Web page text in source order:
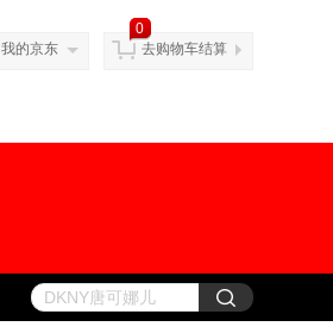
我的京东
0
去购物车结算